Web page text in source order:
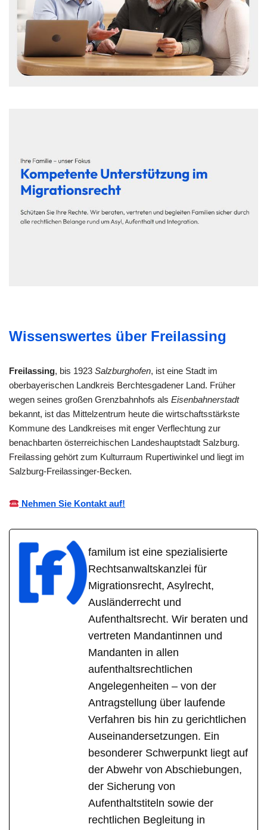
Wissenswertes über Freilassing
Freilassing, bis 1923 Salzburghofen, ist eine Stadt im
oberbayerischen Landkreis Berchtesgadener Land. Früher
wegen seines großen Grenzbahnhofs als Eisenbahnerstadt
bekannt, ist das Mittelzentrum heute die wirtschaftsstärkste
Kommune des Landkreises mit enger Verflechtung zur
benachbarten österreichischen Landeshauptstadt Salzburg.
Freilassing gehört zum Kulturraum Rupertiwinkel und liegt im
Salzburg-Freilassinger-Becken.
Nehmen Sie Kontakt auf!
familum ist eine spezialisierte
Rechtsanwaltskanzlei für
Migrationsrecht, Asylrecht,
Ausländerrecht und
Aufenthaltsrecht. Wir beraten und
vertreten Mandantinnen und
Mandanten in allen
aufenthaltsrechtlichen
Angelegenheiten – von der
Antragstellung über laufende
Verfahren bis hin zu gerichtlichen
Auseinandersetzungen. Ein
besonderer Schwerpunkt liegt auf
der Abwehr von Abschiebungen,
der Sicherung von
Aufenthaltstiteln sowie der
rechtlichen Begleitung in